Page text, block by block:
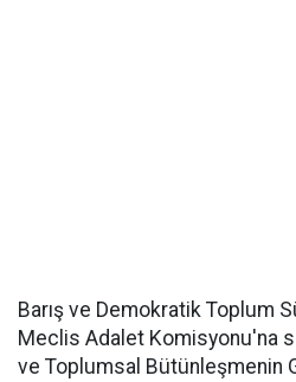
Barış ve Demokratik Toplum
Meclis Adalet Komisyonu'na
ve Toplumsal Bütünleşmenin